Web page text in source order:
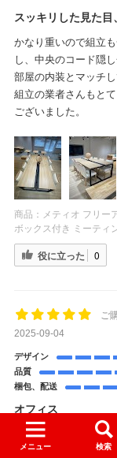
スッキリした見た目
かなり重いので組立
し、中央のコード隠
部屋の内装とマッチし
組立の業者さんもと
ございました。
商品：
メティオ フリー
ボックス付き ミーティ
役に立った 0
ご
2025-09-04
デザイン
品質
梱包、配送
オフィス
しっかりしていてお
メニュー 検索